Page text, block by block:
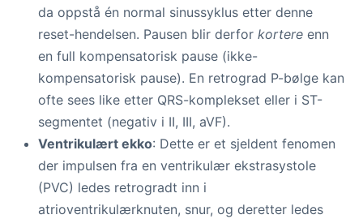
da oppstå én normal sinussyklus etter denne
reset-hendelsen. Pausen blir derfor kortere enn
en full kompensatorisk pause (ikke-
kompensatorisk pause). En retrograd P-bølge kan
ofte sees like etter QRS-komplekset eller i ST-
segmentet (negativ i II, III, aVF).
Ventrikulært ekko: Dette er et sjeldent fenomen
der impulsen fra en ventrikulær ekstrasystole
(PVC) ledes retrogradt inn i
atrioventrikulærknuten, snur, og deretter ledes